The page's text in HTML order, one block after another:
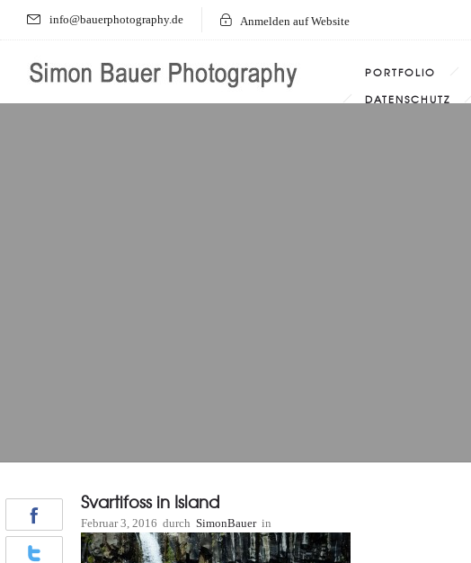
info@bauerphotography.de Anmelden auf Website
PORTFOLIO
DATENSCHUTZ
Svartifoss in Island
Februar 3, 2016 durch SimonBauer in